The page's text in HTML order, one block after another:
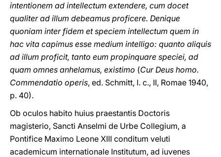
intentionem ad intellectum extendere, cum docet
qualiter ad illum debeamus proficere. Denique
quoniam inter fidem et speciem intellectum quem in
hac vita capimus esse medium intelligo: quanto aliquis
ad illum proficit, tanto eum propinquare speciei, ad
quam omnes anhelamus, existimo (Cur Deus homo.
Commendatio operis, ed. Schmitt, l. c., II, Romae 1940,
p. 40).
Ob oculos habito huius praestantis Doctoris
magisterio, Sancti Anselmi de Urbe Collegium, a
Pontifice Maximo Leone XIII conditum veluti
academicum internationale Institutum, ad iuvenes